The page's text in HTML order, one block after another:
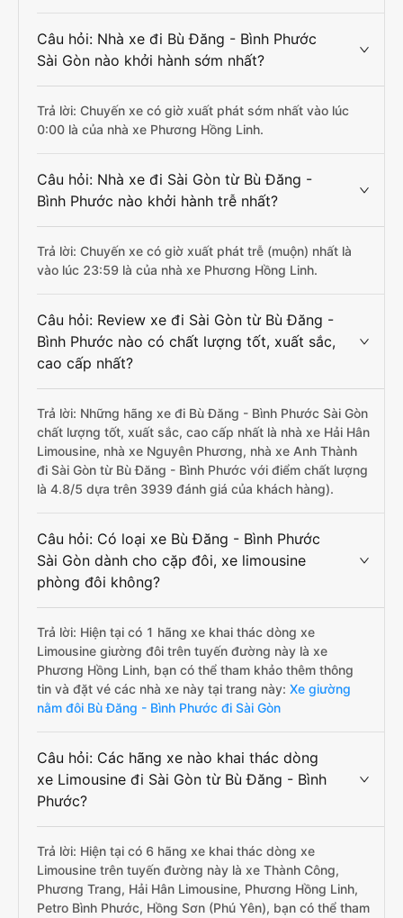
Câu hỏi: Nhà xe đi Bù Đăng - Bình Phước
Sài Gòn nào khởi hành sớm nhất?
Trả lời: Chuyến xe có giờ xuất phát sớm nhất vào lúc
0:00 là của nhà xe Phương Hồng Linh.
Câu hỏi: Nhà xe đi Sài Gòn từ Bù Đăng -
Bình Phước nào khởi hành trễ nhất?
Trả lời: Chuyến xe có giờ xuất phát trễ (muộn) nhất là
vào lúc 23:59 là của nhà xe Phương Hồng Linh.
Câu hỏi: Review xe đi Sài Gòn từ Bù Đăng -
Bình Phước nào có chất lượng tốt, xuất sắc,
cao cấp nhất?
Trả lời: Những hãng xe đi Bù Đăng - Bình Phước Sài Gòn
chất lượng tốt, xuất sắc, cao cấp nhất là nhà xe Hải Hân
Limousine, nhà xe Nguyên Phương, nhà xe Anh Thành
đi Sài Gòn từ Bù Đăng - Bình Phước với điểm chất lượng
là 4.8/5 dựa trên 3939 đánh giá của khách hàng).
Câu hỏi: Có loại xe Bù Đăng - Bình Phước
Sài Gòn dành cho cặp đôi, xe limousine
phòng đôi không?
Trả lời: Hiện tại có 1 hãng xe khai thác dòng xe
Limousine giường đôi trên tuyến đường này là xe
Phương Hồng Linh, bạn có thể tham khảo thêm thông
tin và đặt vé các nhà xe này tại trang này: Xe giường
nằm đôi Bù Đăng - Bình Phước đi Sài Gòn
Câu hỏi: Các hãng xe nào khai thác dòng
xe Limousine đi Sài Gòn từ Bù Đăng - Bình
Phước?
Trả lời: Hiện tại có 6 hãng xe khai thác dòng xe
Limousine trên tuyến đường này là xe Thành Công,
Phương Trang, Hải Hân Limousine, Phương Hồng Linh,
Petro Bình Phước, Hồng Sơn (Phú Yên), bạn có thể tham